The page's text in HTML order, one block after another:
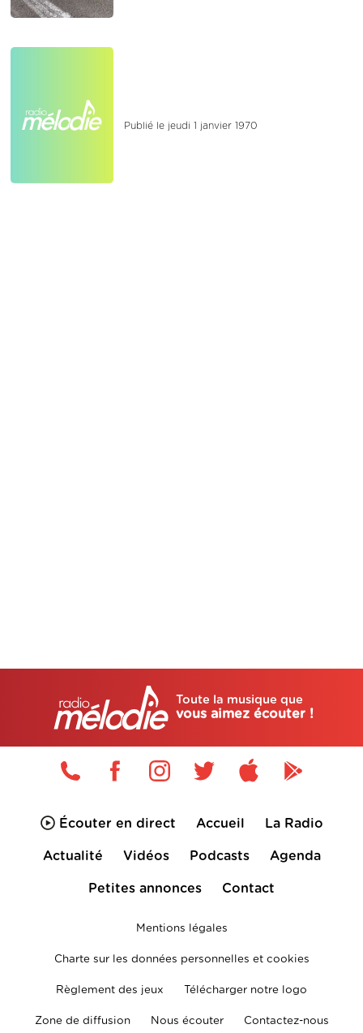
Publié le jeudi 1 janvier 1970
Toute la musique que
vous aimez écouter !
Écouter en direct Accueil La Radio
Actualité Vidéos Podcasts Agenda
Petites annonces Contact
Mentions légales
Charte sur les données personnelles et cookies
Règlement des jeux Télécharger notre logo
Zone de diffusion Nous écouter Contactez-nous